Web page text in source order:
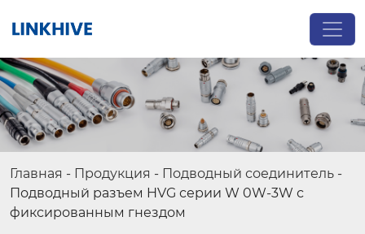
Главная - Продукция - Подводный соединитель -
Подводный разъем HVG серии W 0W-3W с
фиксированным гнездом